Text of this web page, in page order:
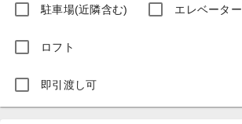
駐車場(近隣含む) エレベーター
ロフト
即引渡し可